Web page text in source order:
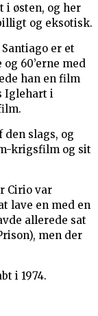
i østen, og her
og eksotisk.
er et
60’erne med
han en film
Iglehart i
slags, og
krigsfilm og sit
Cirio var
lave en med en
allerede sat
men der
i 1974.